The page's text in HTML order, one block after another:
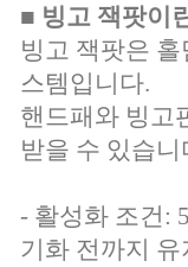
■ 빙고 잭팟이
빙고 잭팟은
스템입니다.
핸드패와 빙고
받을 수 있습니
- 활성화 조건:
기화 전까지 유